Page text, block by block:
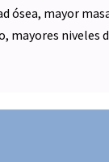
ósea, mayor
mayores